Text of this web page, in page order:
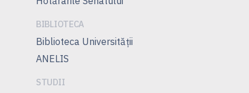
BIBLIOTECA
Biblioteca Universității
ANELIS
STUDII